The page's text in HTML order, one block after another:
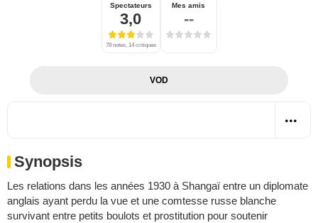
Spectateurs
3,0
78 notes, 14 critiques
Mes amis
--
VOD
Synopsis
Les relations dans les années 1930 à Shangaï entre un diplomate
anglais ayant perdu la vue et une comtesse russe blanche
survivant entre petits boulots et prostitution pour soutenir